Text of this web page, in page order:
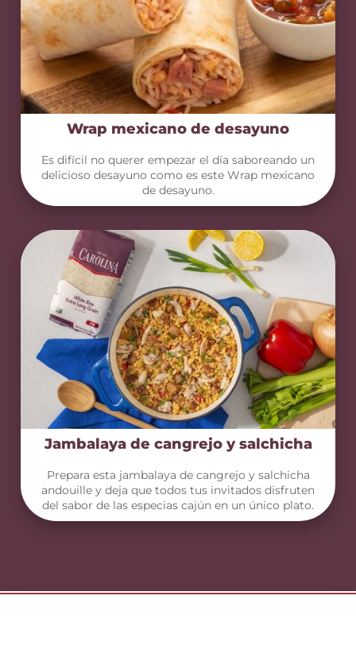
Wrap mexicano de desayuno
Es difícil no querer empezar el día saboreando un
delicioso desayuno como es este Wrap mexicano
de desayuno.
Jambalaya de cangrejo y salchicha
Prepara esta jambalaya de cangrejo y salchicha
andouille y deja que todos tus invitados disfruten
del sabor de las especias cajún en un único plato.